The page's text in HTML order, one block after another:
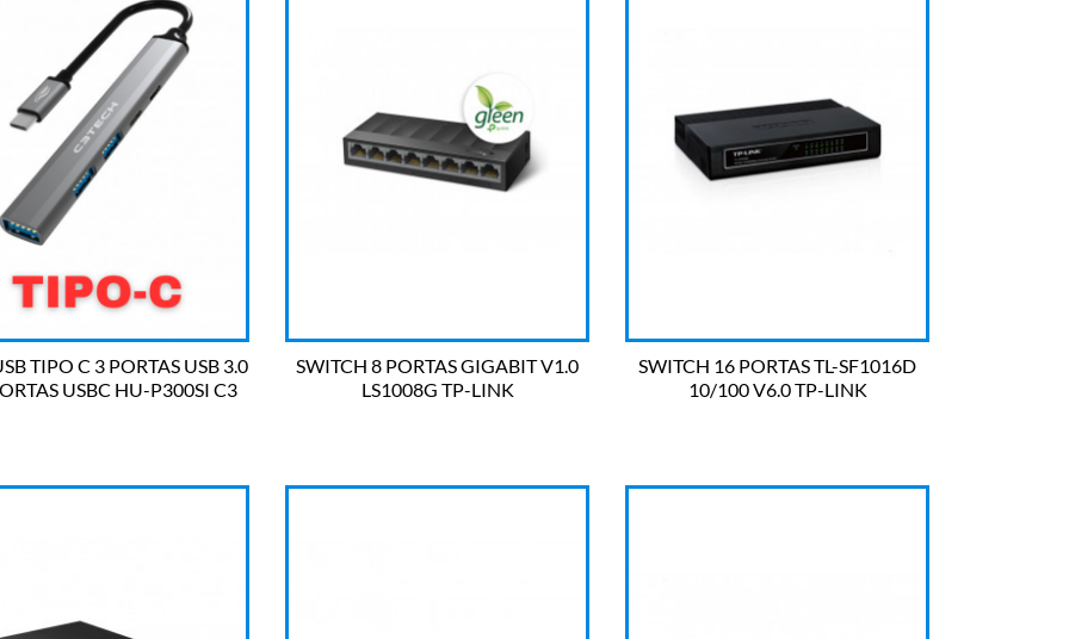
OLHADA RÁPIDA
TIPO C 3 PORTAS USB 3.0
USBC HU-P300SI C3
OLHADA RÁPIDA
SWITCH 8 PORTAS GIGABIT V1.0
LS1008G TP-LINK
OLHADA RÁPIDA
SWITCH 16 PORTAS TL-SF1016D
10/100 V6.0 TP-LINK